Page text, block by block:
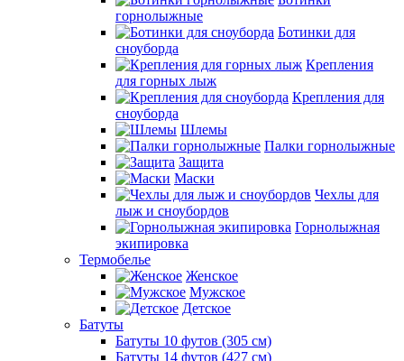
горнолыжные
Ботинки для
сноуборда
Крепления
для горных лыж
Крепления для
сноуборда
Шлемы
Палки горнолыжные
Защита
Маски
Чехлы для
лыж и сноубордов
Горнолыжная
экипировка
Термобелье
Женское
Мужское
Детское
Батуты
Батуты 10 футов (305 см)
Батуты 14 футов (427 см)